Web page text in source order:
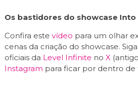
Os bastidores do showcase
Confira este vídeo para um olhar
cenas da criação do showcase.
oficiais da Level Infinite no X
Instagram para ficar por dentro de